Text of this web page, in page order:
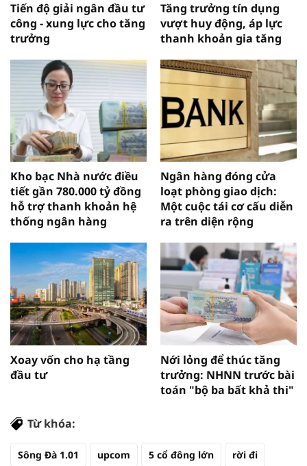
Tiến độ giải ngân đầu tư
công - xung lực cho tăng
trưởng
Tăng trưởng tín dụng
vượt huy động, áp lực
thanh khoản gia tăng
Kho bạc Nhà nước điều
tiết gần 780.000 tỷ đồng
hỗ trợ thanh khoản hệ
thống ngân hàng
Ngân hàng đóng cửa
loạt phòng giao dịch:
Một cuộc tái cơ cấu diễn
ra trên diện rộng
Xoay vốn cho hạ tầng
đầu tư
Nới lỏng để thúc tăng
trưởng: NHNN trước bài
toán "bộ ba bất khả thi"
Từ khóa:
Sông Đà 1.01 upcom 5 cổ đông lớn rời đi